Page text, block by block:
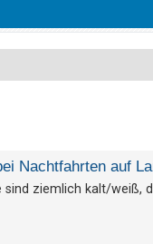
Nachtfahrten auf
sind ziemlich kalt/weiß,